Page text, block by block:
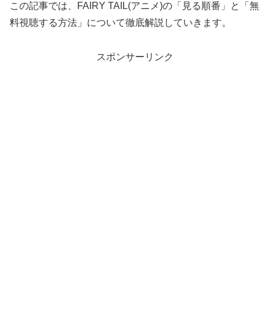
この記事では、FAIRY TAIL(アニメ)の「見る順番」と「無
料視聴する方法」について徹底解説していきます。
スポンサーリンク